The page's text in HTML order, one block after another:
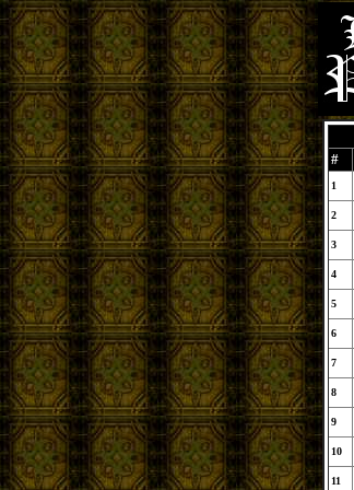
#
1
2
3
4
5
6
7
8
9
10
11